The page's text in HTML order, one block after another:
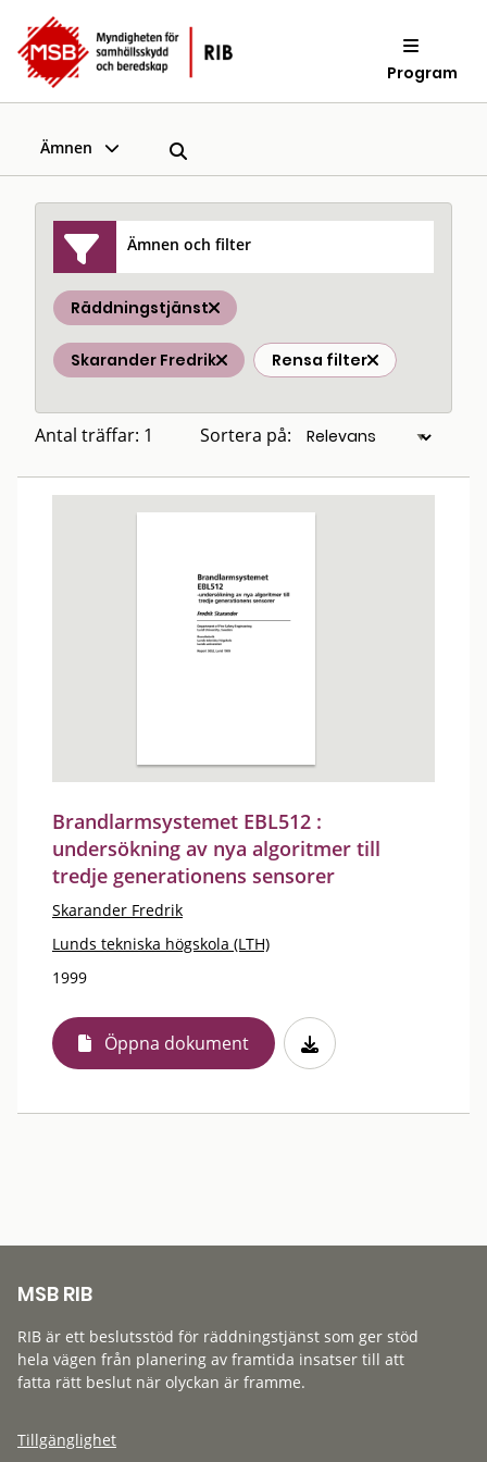
Program
Ämnen
Ämnen och filter
Räddningstjänst
Skarander Fredrik Rensa filter
Antal träffar: 1 Sortera på:
Brandlarmsystemet EBL512 :
undersökning av nya algoritmer till
tredje generationens sensorer
Skarander Fredrik
Lunds tekniska högskola (LTH)
1999
Öppna dokument
MSB RIB
RIB är ett beslutsstöd för räddningstjänst som ger stöd
hela vägen från planering av framtida insatser till att
fatta rätt beslut när olyckan är framme.
Tillgänglighet